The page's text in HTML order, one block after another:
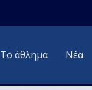
Το άθλημα Νέα